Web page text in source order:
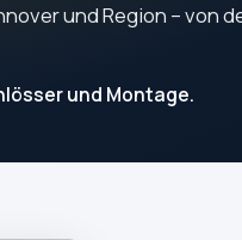
und Region – von
und Montage.